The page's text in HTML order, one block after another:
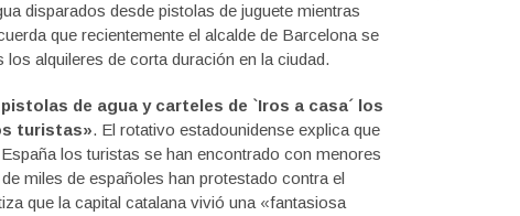
disparados desde pistolas de juguete mientras
que recientemente el alcalde de Barcelona se
alquileres de corta duración en la ciudad.
de agua y carteles de `Iros a casa´ los
turistas». El rotativo estadounidense explica que
los turistas se han encontrado con menores
miles de españoles han protestado contra el
que la capital catalana vivió una «fantasiosa